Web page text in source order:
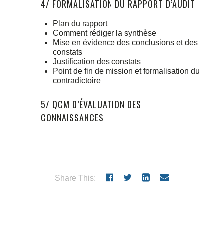
4/ FORMALISATION DU RAPPORT D’AUDIT
Plan du rapport
Comment rédiger la synthèse
Mise en évidence des conclusions et des
constats
Justification des constats
Point de fin de mission et formalisation du
contradictoire
5/ QCM D’ÉVALUATION DES
CONNAISSANCES
Share This: